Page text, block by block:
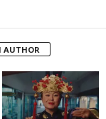
AUTHOR